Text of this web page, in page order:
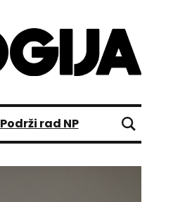
Podrži rad NP